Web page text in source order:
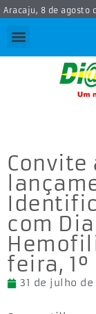
Aracaju, 8 de agosto
Convite
com
feira, 1º
31 de julho de